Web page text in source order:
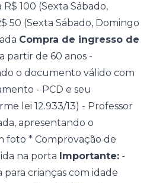
R$ 100 (Sexta Sábado,
50 (Sexta Sábado, Domingo
Compra de ingresso de
partir de 60 anos -
o documento válido com
- PCD e seu
lei 12.933/13) - Professor
apresentando o
foto * Comprovação de
na porta Importante: -
crianças com idade